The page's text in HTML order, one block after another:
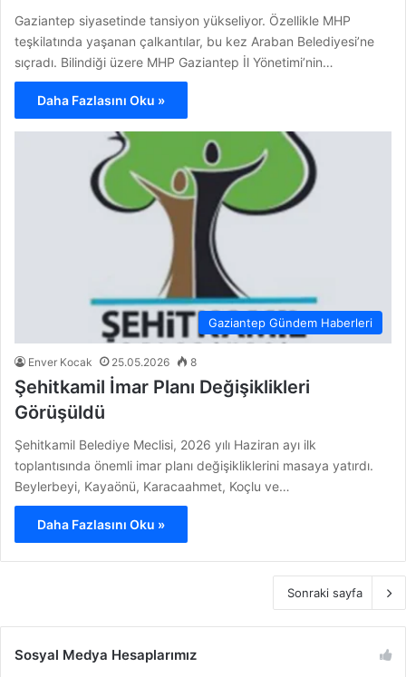
Gaziantep siyasetinde tansiyon yükseliyor. Özellikle MHP
teşkilatında yaşanan çalkantılar, bu kez Araban Belediyesi’ne
sıçradı. Bilindiği üzere MHP Gaziantep İl Yönetimi’nin…
Daha Fazlasını Oku »
Gaziantep Gündem Haberleri
Enver Kocak 25.05.2026 8
Şehitkamil İmar Planı Değişiklikleri
Görüşüldü
Şehitkamil Belediye Meclisi, 2026 yılı Haziran ayı ilk
toplantısında önemli imar planı değişikliklerini masaya yatırdı.
Beylerbeyi, Kayaönü, Karacaahmet, Koçlu ve…
Daha Fazlasını Oku »
Sonraki sayfa
Sosyal Medya Hesaplarımız